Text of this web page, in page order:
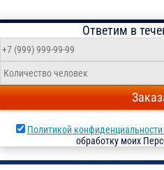
Ответим в
Политикой конфиденциальности
обработку моих